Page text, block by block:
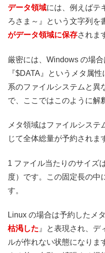
データ領域には、例えばテ
ろさま～』という文字列を
がデータ領域に保存されま
厳密には、Windows の場
『$DATA』というメタ属
系のファイルシステムと異
で、ここではこのように解
メタ領域はファイルシス
じて全体総量が予約されま
1 ファイル当たりのサイズ
度）です。この固定長の中
す。
Linux の場合は予約したメ
枯渇した 』と表現され、デ
ルが作れない状態になりま